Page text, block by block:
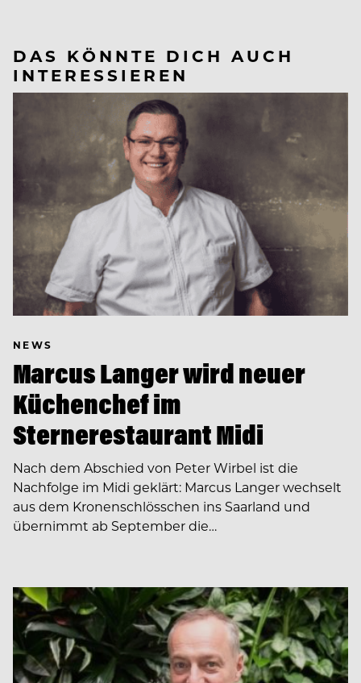
DAS KÖNNTE DICH AUCH
INTERESSIEREN
NEWS
Marcus Langer wird neuer
Küchenchef im
Sternerestaurant Midi
Nach dem Abschied von Peter Wirbel ist die
Nachfolge im Midi geklärt: Marcus Langer wechselt
aus dem Kronenschlösschen ins Saarland und
übernimmt ab September die…